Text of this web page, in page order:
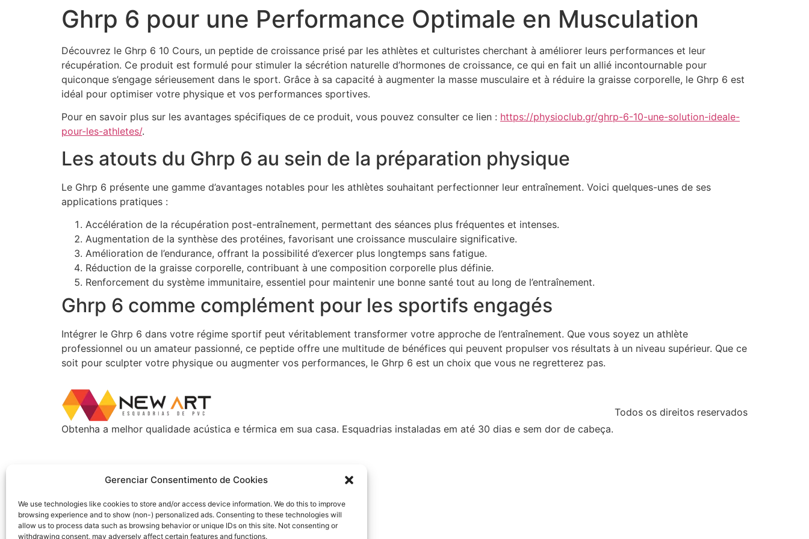
Gerenciar Consentimento de Cookies
We use technologies like cookies to store and/or access device information. We do this to improve
browsing experience and to show (non-) personalized ads. Consenting to these technologies will
allow us to process data such as browsing behavior or unique IDs on this site. Not consenting or
withdrawing consent, may adversely affect certain features and functions.
Ghrp 6 pour une Performance Optimale en Musculation
Découvrez le Ghrp 6 10 Cours, un peptide de croissance prisé par les athlètes et culturistes cherchant à améliorer leurs performances et leur
récupération. Ce produit est formulé pour stimuler la sécrétion naturelle d’hormones de croissance, ce qui en fait un allié incontournable pour
quiconque s’engage sérieusement dans le sport. Grâce à sa capacité à augmenter la masse musculaire et à réduire la graisse corporelle, le Ghrp 6 est
idéal pour optimiser votre physique et vos performances sportives.
Pour en savoir plus sur les avantages spécifiques de ce produit, vous pouvez consulter ce lien : https://physioclub.gr/ghrp-6-10-une-solution-ideale-
pour-les-athletes/.
Les atouts du Ghrp 6 au sein de la préparation physique
Le Ghrp 6 présente une gamme d’avantages notables pour les athlètes souhaitant perfectionner leur entraînement. Voici quelques-unes de ses
applications pratiques :
Accélération de la récupération post-entraînement, permettant des séances plus fréquentes et intenses.
Augmentation de la synthèse des protéines, favorisant une croissance musculaire significative.
Amélioration de l’endurance, offrant la possibilité d’exercer plus longtemps sans fatigue.
Réduction de la graisse corporelle, contribuant à une composition corporelle plus définie.
Renforcement du système immunitaire, essentiel pour maintenir une bonne santé tout au long de l’entraînement.
Ghrp 6 comme complément pour les sportifs engagés
Intégrer le Ghrp 6 dans votre régime sportif peut véritablement transformer votre approche de l’entraînement. Que vous soyez un athlète
professionnel ou un amateur passionné, ce peptide offre une multitude de bénéfices qui peuvent propulser vos résultats à un niveau supérieur. Que ce
soit pour sculpter votre physique ou augmenter vos performances, le Ghrp 6 est un choix que vous ne regretterez pas.
Obtenha a melhor qualidade acústica e térmica em sua casa. Esquadrias instaladas em até 30 dias e sem dor de cabeça.
Todos os direitos reservados